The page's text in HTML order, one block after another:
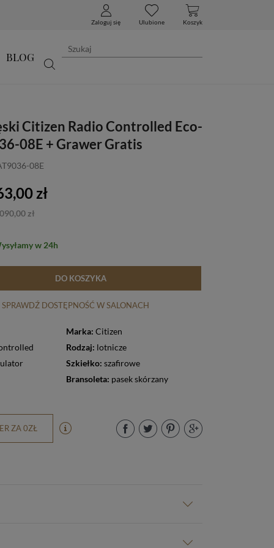
Zaloguj się Ulubione Koszyk
BLOG
Citizen Radio Controlled Eco-
08E + Grawer Gratis
08E
zł
zł
w 24h
DO KOSZYKA
SPRAWDŹ DOSTĘPNOŚĆ W SALONACH
Marka: Citizen
Rodzaj: lotnicze
Szkiełko: szafirowe
Bransoleta: pasek skórzany
ZA 0ZŁ